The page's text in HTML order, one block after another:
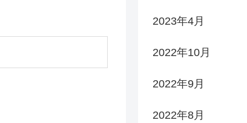
2023年4月
2022年10月
2022年9月
2022年8月